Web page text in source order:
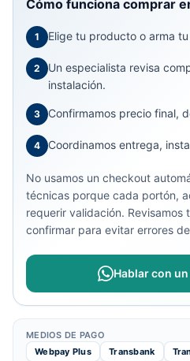
Cómo funciona comprar
1 Elige tu producto o arma
2
Un especialista revisa
instalación.
3 Confirmamos precio final,
4 Coordinamos entrega,
No usamos un checkout
técnicas porque cada portón,
requerir validación. Revisamos
confirmar para evitar errores
Hablar con
MEDIOS DE PAGO
Webpay Plus
Transbank